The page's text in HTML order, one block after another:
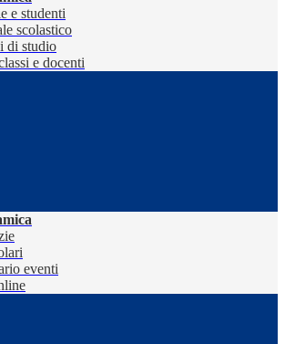
e studenti
scolastico
di studio
e docenti
eventi